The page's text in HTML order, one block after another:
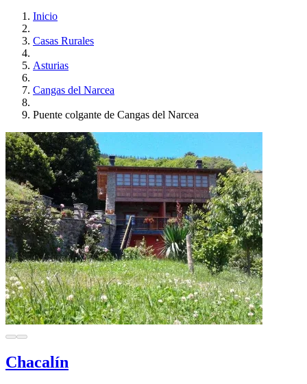
Inicio
Casas Rurales
Asturias
Cangas del Narcea
Puente colgante de Cangas del Narcea
Chacalín